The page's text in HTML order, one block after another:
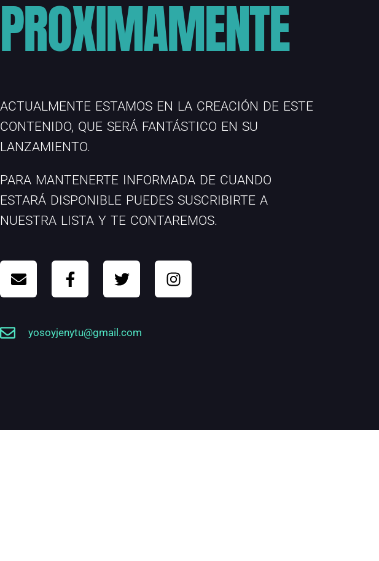
PROXIMAMENTE
ACTUALMENTE ESTAMOS EN LA CREACIÓN DE ESTE
CONTENIDO, QUE SERÁ FANTÁSTICO EN SU
LANZAMIENTO.
PARA MANTENERTE INFORMADA DE CUANDO
ESTARÁ DISPONIBLE PUEDES SUSCRIBIRTE A
NUESTRA LISTA Y TE CONTAREMOS.
yosoyjenytu@gmail.com